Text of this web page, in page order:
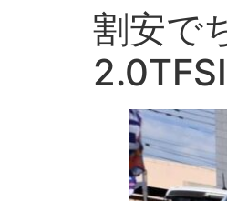
割安で